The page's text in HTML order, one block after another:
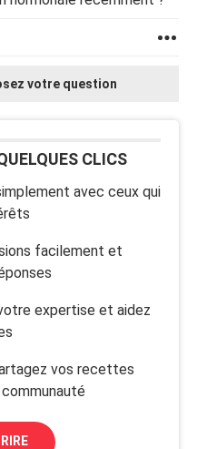
votre question
CLICS
avec ceux qui
facilement et
expertise et aidez
vos recettes